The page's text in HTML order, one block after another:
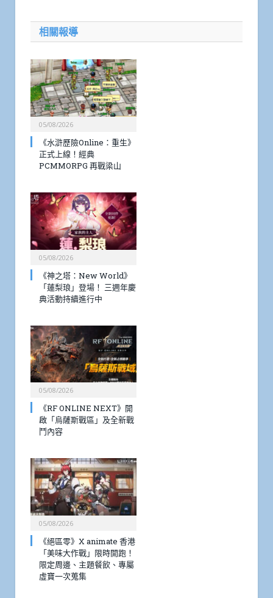
相關報導
05/08/2026
《水滸歷險Online：重生》
正式上線！經典
PCMMORPG 再戰梁山
05/08/2026
《神之塔：New World》
「蓮梨琅」登場！ 三週年慶
典活動持續進行中
05/08/2026
《RF ONLINE NEXT》開
啟「烏薩斯戰區」及全新戰
鬥內容
05/08/2026
《絕區零》X animate 香港
「美味大作戰」限時開跑！
限定周邊、主題餐飲、專屬
虛寶一次蒐集